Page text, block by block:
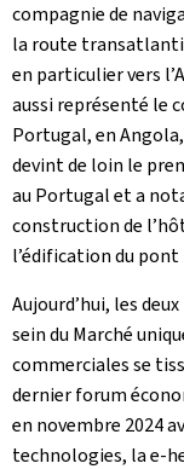
compagnie de
la route
en particulier vers
aussi représenté le
Portugal, en Angola,
devint de loin le
au Portugal et a
construction de
l’édification du pont
Aujourd’hui, les
sein du Marché
commerciales se
dernier forum
en novembre 2024
technologies, la e-